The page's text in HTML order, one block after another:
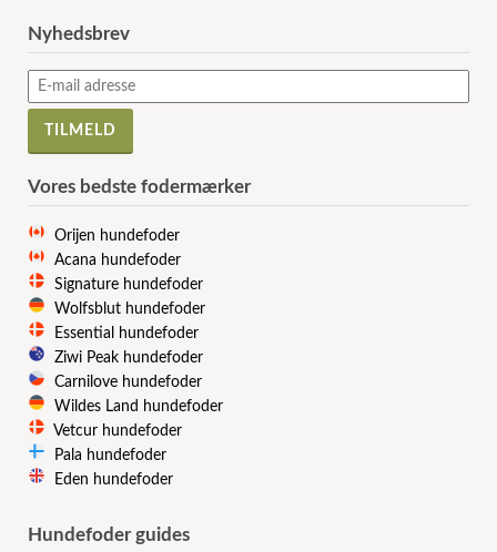
Nyhedsbrev
Vores bedste fodermærker
Orijen hundefoder
Acana hundefoder
Signature hundefoder
Wolfsblut hundefoder
Essential hundefoder
Ziwi Peak hundefoder
Carnilove hundefoder
Wildes Land hundefoder
Vetcur hundefoder
Pala hundefoder
Eden hundefoder
Hundefoder guides